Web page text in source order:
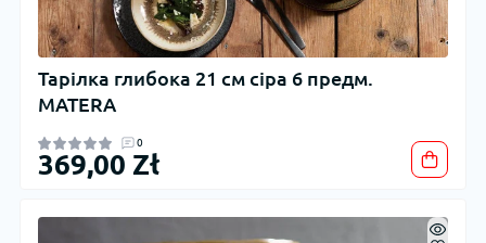
Тарілка глибока 21 см сіра 6 предм.
MATERA
0
369,00 Zł